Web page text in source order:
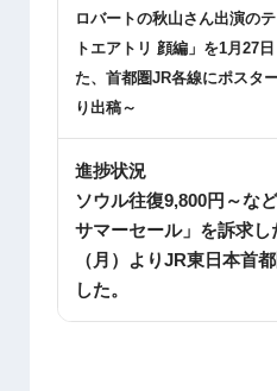
ロバートの秋山さん出演の
トエアトリ 顔編」を1月27
た、首都圏JR各線にポスタ
り出稿～
進捗状況
ソウル往復9,800円～な
サマーセール」を訴求し
（月）よりJR東日本首
した。